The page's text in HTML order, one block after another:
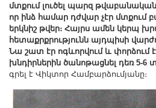
մտքում լուծել պարզ
որ ինձ համար դժվար չէր մտքում
երկնիշ թվեր։ Հայրս ամեն կերպ
հետաքրքրությունն այդպիսի
Նա շատ էր ոգևորվում և փորձում
խնդիրներին ծանոթացնել դեռ 5-
գրել է Վիկտոր Համբարձումյանը։